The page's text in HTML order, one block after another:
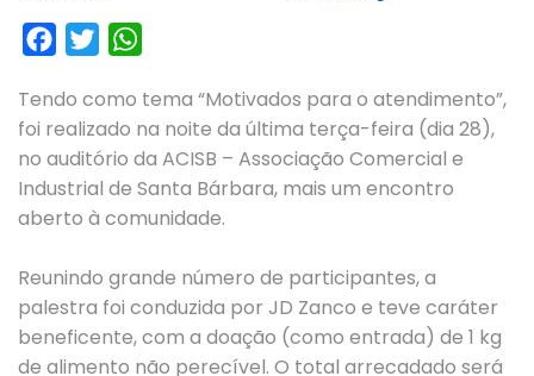
Facebook
Twitter
Tendo como tema “Motivados para o atendimento”,
foi realizado na noite da última terça-feira (dia 28),
no auditório da ACISB – Associação Comercial e
Industrial de Santa Bárbara, mais um encontro
aberto à comunidade.
Reunindo grande número de participantes, a
palestra foi conduzida por JD Zanco e teve caráter
beneficente, com a doação (como entrada) de 1 kg
de alimento não perecível. O total arrecadado será